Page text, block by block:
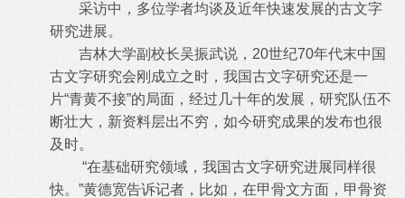
采访中，多位学者均谈及近年快速发展的古文字
研究进展。
吉林大学副校长吴振武说，20世纪70年代末中国
古文字研究会刚成立之时，我国古文字研究还是一
片“青黄不接”的局面，经过几十年的发展，研究队伍不
断壮大，新资料层出不穷，如今研究成果的发布也很
及时。
“在基础研究领域，我国古文字研究进展同样很
快。”黄德宽告诉记者，比如，在甲骨文方面，甲骨资